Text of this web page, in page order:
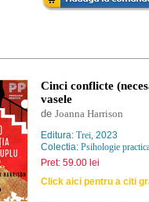
Cinci conflicte
vasele
de Joanna Harrison
Editura: Trei, 2023
Colectia: Psihologie
Pret: 59.00 lei
Click aici pentru a citi